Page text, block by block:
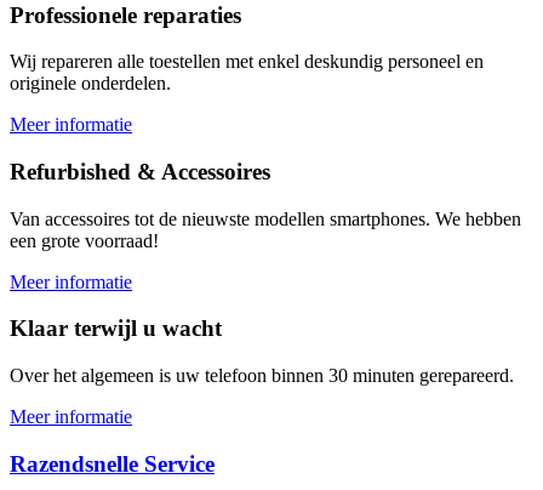
Professionele reparaties
Wij repareren alle toestellen met enkel deskundig personeel en
originele onderdelen.
Meer informatie
Refurbished & Accessoires
Van accessoires tot de nieuwste modellen smartphones. We hebben
een grote voorraad!
Meer informatie
Klaar terwijl u wacht
Over het algemeen is uw telefoon binnen 30 minuten gerepareerd.
Meer informatie
Razendsnelle Service